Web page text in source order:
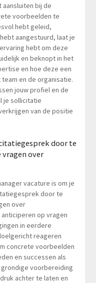
bij de
voorbeelden te
hebt geleid,
aangestuurd, laat je
hebt om deze
en beknopt in het
en hoe deze een
en de organisatie.
jouw profiel en de
je sollicitatie
van de positie
door te
over
vacature is om je
door te
over
op vragen
in eerdere
reageren
concrete voorbeelden
en successen als
voorbereiding
achter te laten en